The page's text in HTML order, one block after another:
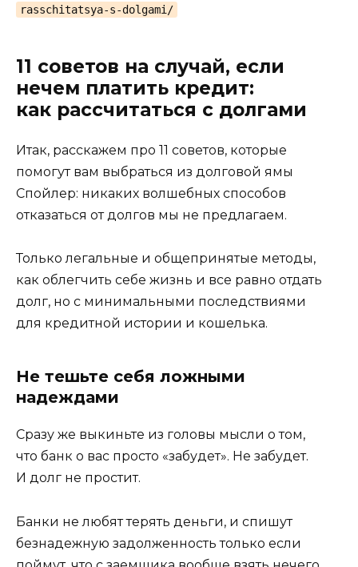
rasschitatsya-s-dolgami/
11 советов на случай, если
нечем платить кредит:
как рассчитаться с долгами
Итак, расскажем про 11 советов, которые
помогут вам выбраться из долговой ямы
Спойлер: никаких волшебных способов
отказаться от долгов мы не предлагаем.
Только легальные и общепринятые методы,
как облегчить себе жизнь и все равно отдать
долг, но с минимальными последствиями
для кредитной истории и кошелька.
Не тешьте себя ложными
надеждами
Сразу же выкиньте из головы мысли о том,
что банк о вас просто «забудет». Не забудет.
И долг не простит.
Банки не любят терять деньги, и спишут
безнадежную задолженность только если